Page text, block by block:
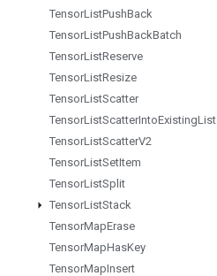
TensorListPushBack
TensorListPushBackBatch
TensorListReserve
TensorListResize
TensorListScatter
TensorListScatterIntoExistingList
TensorListScatterV2
TensorListSetItem
TensorListSplit
TensorListStack
TensorMapErase
TensorMapHasKey
TensorMapInsert